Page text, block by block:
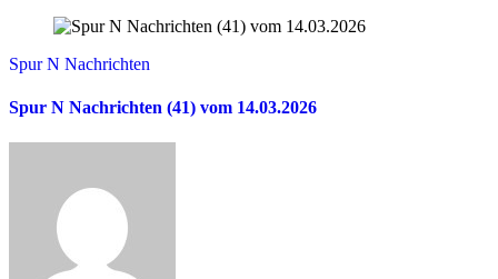
Spur N Nachrichten
Spur N Nachrichten (41) vom 14.03.2026